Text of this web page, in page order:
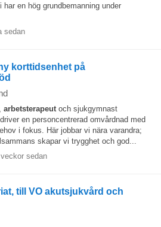
en hög grundbemanning under
sedan
korttidsenhet på
arbetsterapeutoch sjukgymnast
en personcentrerad omvårdnad med
i fokus. Här jobbar vi nära varandra;
skapar vi trygghet och god...
sedan
till VO akutsjukvård och